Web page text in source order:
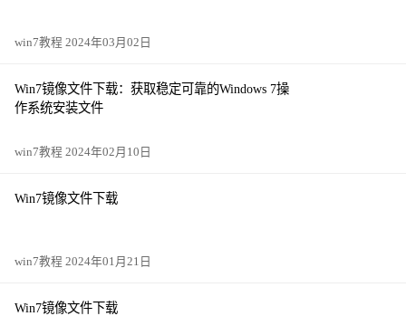
win7教程 2024年03月02日
Win7镜像文件下载：获取稳定可靠的Windows 7操
作系统安装文件
win7教程 2024年02月10日
Win7镜像文件下载
win7教程 2024年01月21日
Win7镜像文件下载